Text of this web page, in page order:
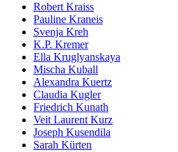
Robert Kraiss
Pauline Kraneis
Svenja Kreh
K.P. Kremer
Ella Kruglyanskaya
Mischa Kuball
Alexandra Kuertz
Claudia Kugler
Friedrich Kunath
Veit Laurent Kurz
Joseph Kusendila
Sarah Kürten